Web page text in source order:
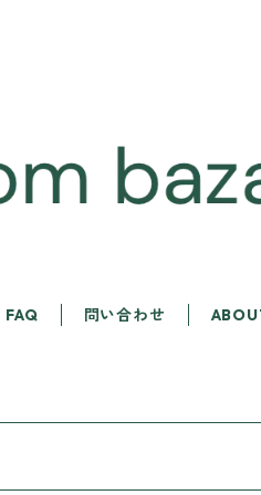
FAQ 問い合わせ